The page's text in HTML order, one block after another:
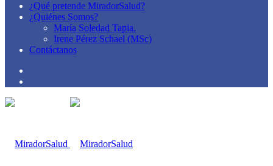
¿Qué pretende MiradorSalud?
¿Quiénes Somos?
María Soledad Tapia.
Irene Pérez Schael (MSc)
Contáctanos